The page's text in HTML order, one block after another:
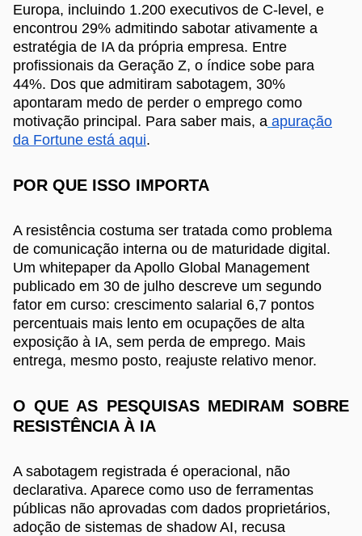
Europa, incluindo 1.200 executivos de C-level, e
encontrou 29% admitindo sabotar ativamente a
estratégia de IA da própria empresa. Entre
profissionais da Geração Z, o índice sobe para
44%. Dos que admitiram sabotagem, 30%
apontaram medo de perder o emprego como
motivação principal. Para saber mais, a apuração
da Fortune está aqui.
POR QUE ISSO IMPORTA
A resistência costuma ser tratada como problema
de comunicação interna ou de maturidade digital.
Um whitepaper da Apollo Global Management
publicado em 30 de julho descreve um segundo
fator em curso: crescimento salarial 6,7 pontos
percentuais mais lento em ocupações de alta
exposição à IA, sem perda de emprego. Mais
entrega, mesmo posto, reajuste relativo menor.
O QUE AS PESQUISAS MEDIRAM SOBRE
RESISTÊNCIA À IA
A sabotagem registrada é operacional, não
declarativa. Aparece como uso de ferramentas
públicas não aprovadas com dados proprietários,
adoção de sistemas de shadow AI, recusa